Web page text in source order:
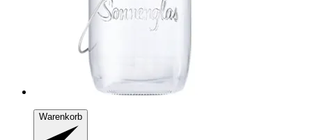
Warenkorb